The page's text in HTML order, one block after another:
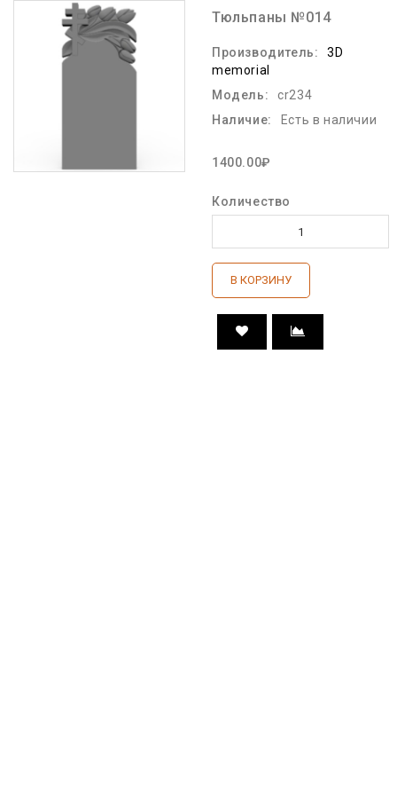
Тюльпаны №014
Производитель:
3D
memorial
Модель:
cr234
Наличие:
Есть в наличии
1400.00₽
Количество
В КОРЗИНУ